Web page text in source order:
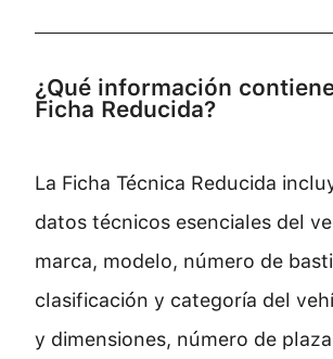
¿Qué información
Ficha Reducida?
La Ficha Técnica Reducida
datos técnicos esenciales del
marca, modelo, número de
clasificación y categoría del
y dimensiones, número de